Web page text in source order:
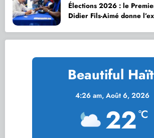
Élections 2026 : le
Didier Fils-Aimé donne
Beautiful
4:26 am, Août 6, 2026
22°C